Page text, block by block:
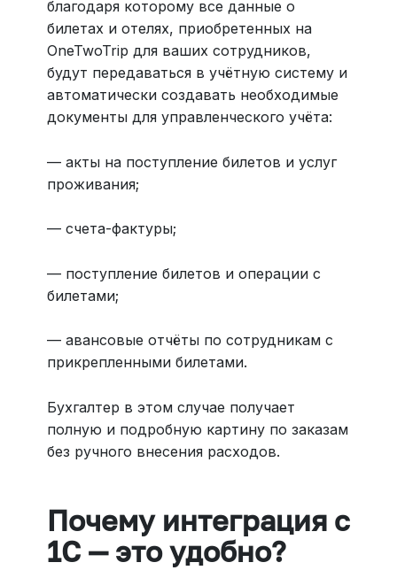
благодаря которому все данные о
билетах и отелях, приобретенных на
OneTwoTrip для ваших сотрудников,
будут передаваться в учётную систему и
автоматически создавать необходимые
документы для управленческого учёта:
— акты на поступление билетов и услуг
проживания;
— счета-фактуры;
— поступление билетов и операции с
билетами;
— авансовые отчёты по сотрудникам с
прикрепленными билетами.
Бухгалтер в этом случае получает
полную и подробную картину по заказам
без ручного внесения расходов.
Почему интеграция с
1С — это удобно?